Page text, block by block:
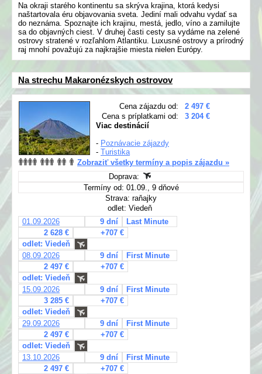
Na okraji starého kontinentu sa skrýva krajina, ktorá kedysi
naštartovala éru objavovania sveta. Jediní mali odvahu vydať sa
do neznáma. Spoznajte ich krajinu, mestá, jedlo, víno a zamilujte
sa do objavných ciest. V druhej časti cesty sa vydáme na zelené
ostrovy stratené v rozľahlom Atlantiku. Luxusné ostrovy a prírodný
raj mnohí považujú za najkrajšie miesta nielen Európy.
Na strechu Makaronézskych ostrovov
Cena zájazdu od:
2 497 €
Cena s príplatkami od:
3 204 €
Viac destinácií
- Poznávacie zájazdy
- Turistika
Zobraziť všetky termíny a popis zájazdu »
Doprava:
Termíny od: 01.09., 9 dňové
Strava: raňajky
odlet: Viedeň
01.09.2026
9 dní
Last Minute
2 628 €
+707 €
odlet: Viedeň
08.09.2026
9 dní
First Minute
2 497 €
+707 €
odlet: Viedeň
15.09.2026
9 dní
First Minute
3 285 €
+707 €
odlet: Viedeň
29.09.2026
9 dní
First Minute
2 497 €
+707 €
odlet: Viedeň
13.10.2026
9 dní
First Minute
2 497 €
+707 €